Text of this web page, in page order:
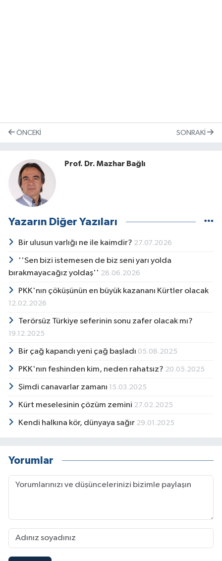
ÖNCEKI SONRAKI
Prof. Dr. Mazhar Bağlı
Yazarın Diğer Yazıları
Bir ulusun varlığı ne ile kaimdir? 27.07.2026
''Sen bizi istemesen de biz seni yarı yolda
bırakmayacağız yoldaş'' 28.06.2026
PKK'nın çöküşünün en büyük kazananı Kürtler olacak
12.02.2026
Terörsüz Türkiye seferinin sonu zafer olacak mı?
19.12.2025
Bir çağ kapandı yeni çağ başladı 05.08.2025
PKK'nın feshinden kim, neden rahatsız? 20.05.2025
Şimdi canavarlar zamanı 15.03.2025
Kürt meselesinin çözüm zemini 27.02.2025
Kendi halkına kör, dünyaya sağır 29.01.2025
Yorumlar